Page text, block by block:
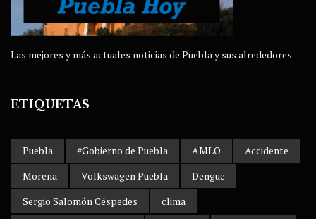
Las mejores y más actuales noticias de Puebla y sus alrededores.
ETIQUETAS
Puebla #Gobierno de Puebla AMLO
Accidente
Morena
Volkswagen Puebla
Dengue
Sergio Salomón Céspedes
clima